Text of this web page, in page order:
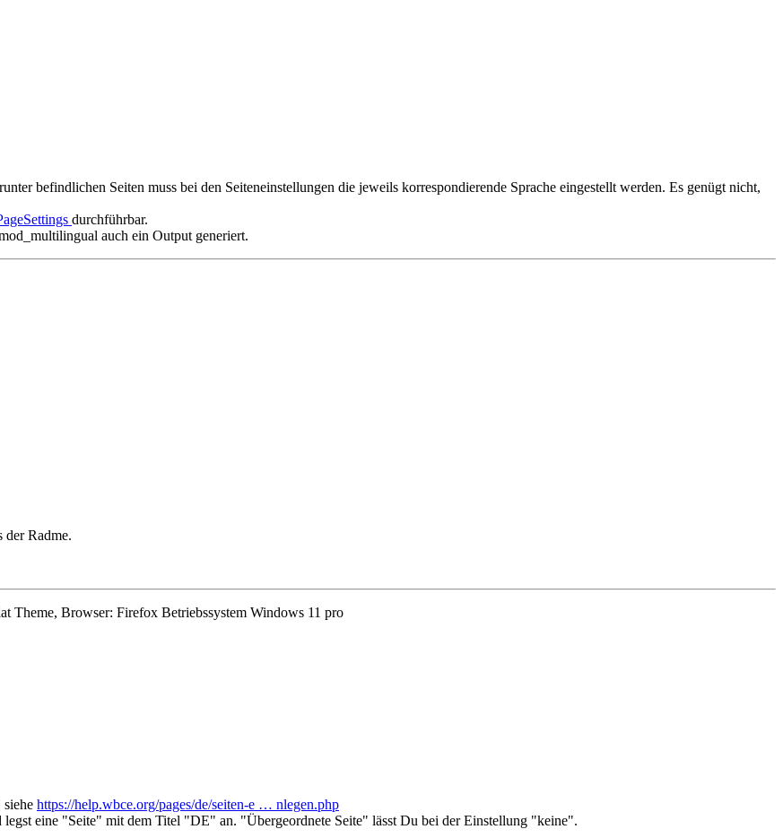
befindlichen Seiten muss bei den Seiteneinstellungen die jeweils korrespondierende Sprache eingestellt werden. Es genügt nicht,
durchführbar.
auch ein Output generiert.
der Radme.
Theme, Browser: Firefox Betriebssystem Windows 11 pro
https://help.wbce.org/pages/de/seiten-e … nlegen.php
eine "Seite" mit dem Titel "DE" an. "Übergeordnete Seite" lässt Du bei der Einstellung "keine".